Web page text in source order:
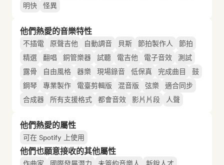
明快
怪異
他們熱愛的音樂特性
不插電 原聲吉他 自動調音 貝斯 節拍製作人
節拍
精選
翻唱 銅管樂器 試聽 電吉他 電子音效
測試
露骨
自由風格 器樂 現場錄音 低保真 完成曲目
鼓
鋼琴
專業製作 電臺剪輯版 混音版 弦樂
適合同步
合成器
所有支援格式 都會音效 影片片段 人聲
他們熱愛的屬性
可在 Spotify 上使用
他們也願意接收的其他屬性